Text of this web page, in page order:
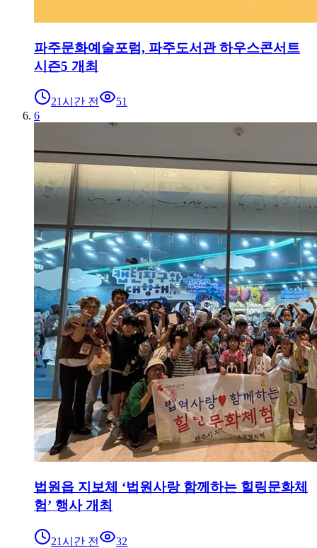
파주문화예술포럼, 파주도서관 하우스콘서트
시즌5 개최
21시간 전
51
6
법원읍 지보체 ‘법원사랑 함께하는 힐링문화체
험’ 행사 개최
21시간 전
32